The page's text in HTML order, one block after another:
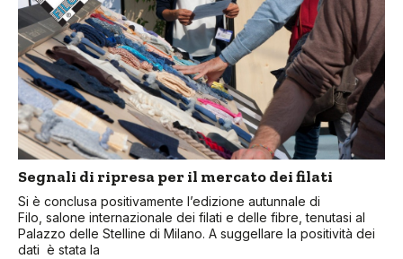
Segnali di ripresa per il mercato dei filati
Si è conclusa positivamente l’edizione autunnale di
Filo, salone internazionale dei filati e delle fibre, tenutasi al
Palazzo delle Stelline di Milano. A suggellare la positività dei
dati è stata la